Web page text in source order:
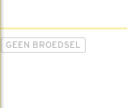
GEEN BROEDSEL